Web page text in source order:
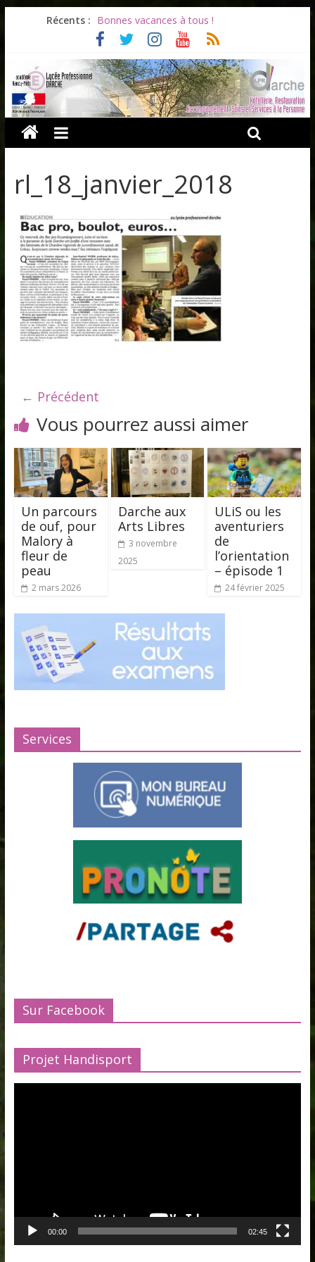
Récents : Bonnes vacances à tous !
Infos rentrée septembre 2026
Soirée d’adieux au Lycée Darche
Les ULiS en haut du podium
Océane et la promotion du bénévolat
rl_18_janvier_2018
← Précédent
Vous pourrez aussi aimer
Un parcours
de ouf, pour
Malory à
fleur de
peau
2 mars 2026
Darche aux
Arts Libres
3 novembre
2025
ULiS ou les
aventuriers
de
l’orientation
– épisode 1
24 février 2025
Services
Sur Facebook
Projet Handisport
00:00 02:45